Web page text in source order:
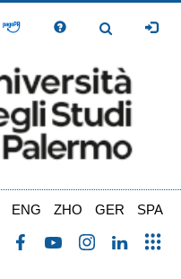
Toggle
ENG ZHO GER SPA